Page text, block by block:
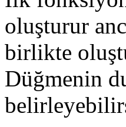
oluşturur
birlikte
Düğmenin